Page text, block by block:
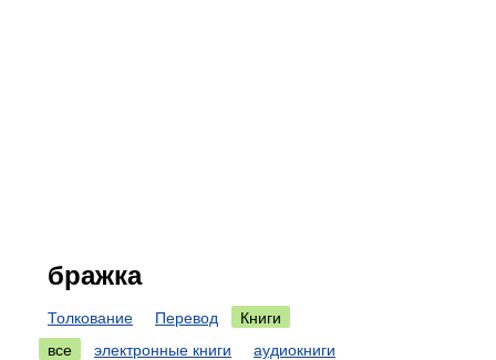
бражка
Толкование Перевод
Книги
все
электронные книги аудиокниги